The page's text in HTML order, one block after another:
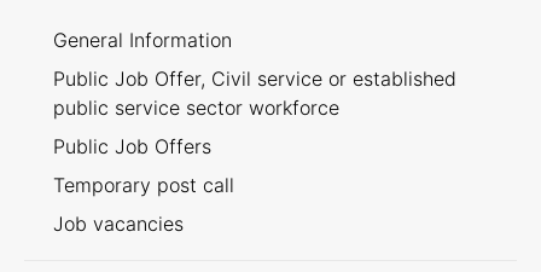
General Information
Public Job Offer, Civil service or established
public service sector workforce
Public Job Offers
Temporary post call
Job vacancies